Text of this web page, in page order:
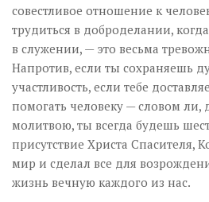
совестливое отношение к
трудиться в доброделании,
в служении, — это весьма
Напротив, если ты сохраняешь
участливость, если тебе
помогать человеку — словом ли,
молитвою, ты всегда будешь
присутствие Христа Спасителя,
мир и сделал все для
жизнь вечную каждого из нас.